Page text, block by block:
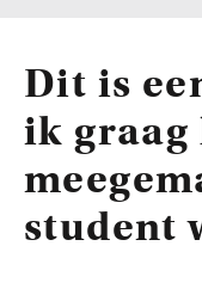
Dit is
ik graag
student